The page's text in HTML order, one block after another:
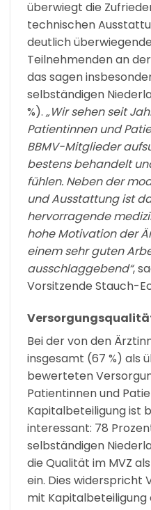
überwiegt die
technischen
deutlich
Teilnehmenden an
das sagen
selbständigen
%). „Wir sehen seit
Patientinnen und
BBMV-Mitglieder
bestens behandelt
fühlen. Neben der
und Ausstattung ist
hervorragende
hohe Motivation der
einem sehr guten
ausschlaggebend“,
Vorsitzende Stauch-
Bei der von den
insgesamt (67 %) als
bewerteten
Patientinnen und
Kapitalbeteiligung ist
interessant: 78
selbständigen
die Qualität im MVZ
ein. Dies widerspricht
mit Kapitalbeteiligung